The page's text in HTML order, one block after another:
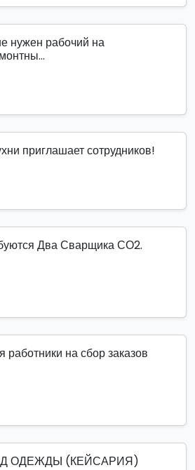
рабочий на
приглашает сотрудников!
Два Сварщика СО2.
работники на сбор заказов
ОДЕЖДЫ (КЕЙСАРИЯ)